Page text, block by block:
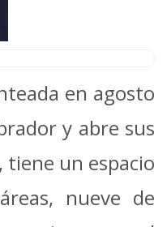
en agosto
y abre sus
tiene un espacio
nueve de